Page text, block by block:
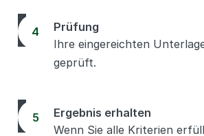
4
Prüfung
Ihre eingereichten
geprüft.
5
Ergebnis erhalten
Wenn Sie alle Kriterien